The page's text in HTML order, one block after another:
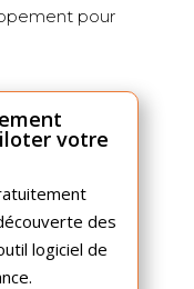
pour
votre
des
logiciel de